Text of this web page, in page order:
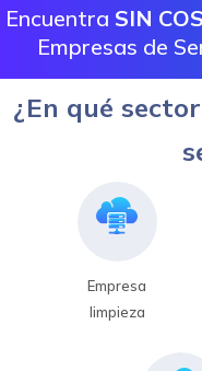
Encuentra SIN
Empresas de
¿En qué
Empresa
limpieza